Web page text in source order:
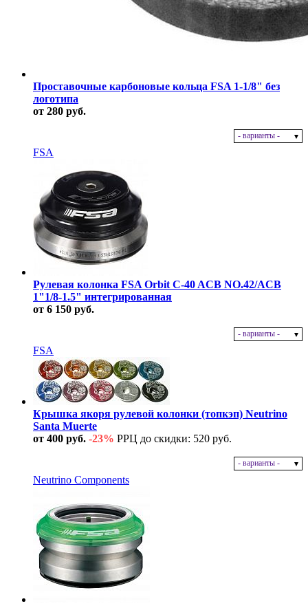
Проставочные карбоновые кольца FSA 1-1/8" без
логотипа
от 280 руб.
- варианты -
FSA
Рулевая колонка FSA Orbit C-40 ACB NO.42/ACB
1"1/8-1.5" интегрированная
от 6 150 руб.
- варианты -
FSA
Крышка якоря рулевой колонки (топкэп) Neutrino
Santa Muerte
от 400 руб. -23% РРЦ до скидки: 520 руб.
- варианты -
Neutrino Components